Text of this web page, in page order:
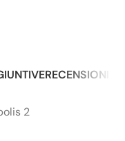
RECENSIONI
2